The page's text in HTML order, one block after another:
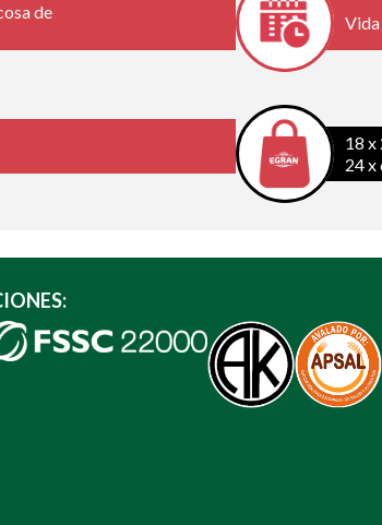
de
Vida
18 x
24 x